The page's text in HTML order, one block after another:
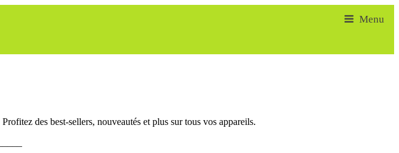
des best-sellers, nouveautés et plus sur tous vos appareils.